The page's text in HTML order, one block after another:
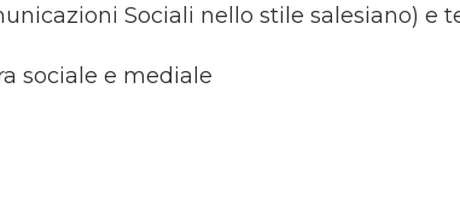
Sociali nello stile salesiano) e
sociale e mediale